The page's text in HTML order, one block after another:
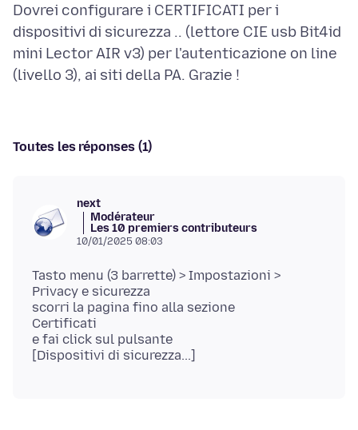
Dovrei configurare i CERTIFICATI per i
dispositivi di sicurezza .. (lettore CIE usb Bit4id
mini Lector AIR v3) per l'autenticazione on line
Toutes les réponses (1)
next
Modérateur
Les 10 premiers contributeurs
10/01/2025 08:03
Tasto menu (3 barrette) > Impostazioni >
Privacy e sicurezza
scorri la pagina fino alla sezione
Certificati
e fai click sul pulsante